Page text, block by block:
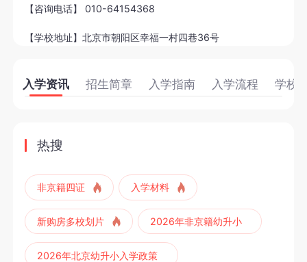
【咨询电话】 010-64154368
【学校地址】北京市朝阳区幸福一村四巷36号
入学资讯 招生简章 入学指南 入学流程 学校
热搜
非京籍四证 入学材料
新购房多校划片 2026年非京籍幼升小
2026年北京幼升小入学政策